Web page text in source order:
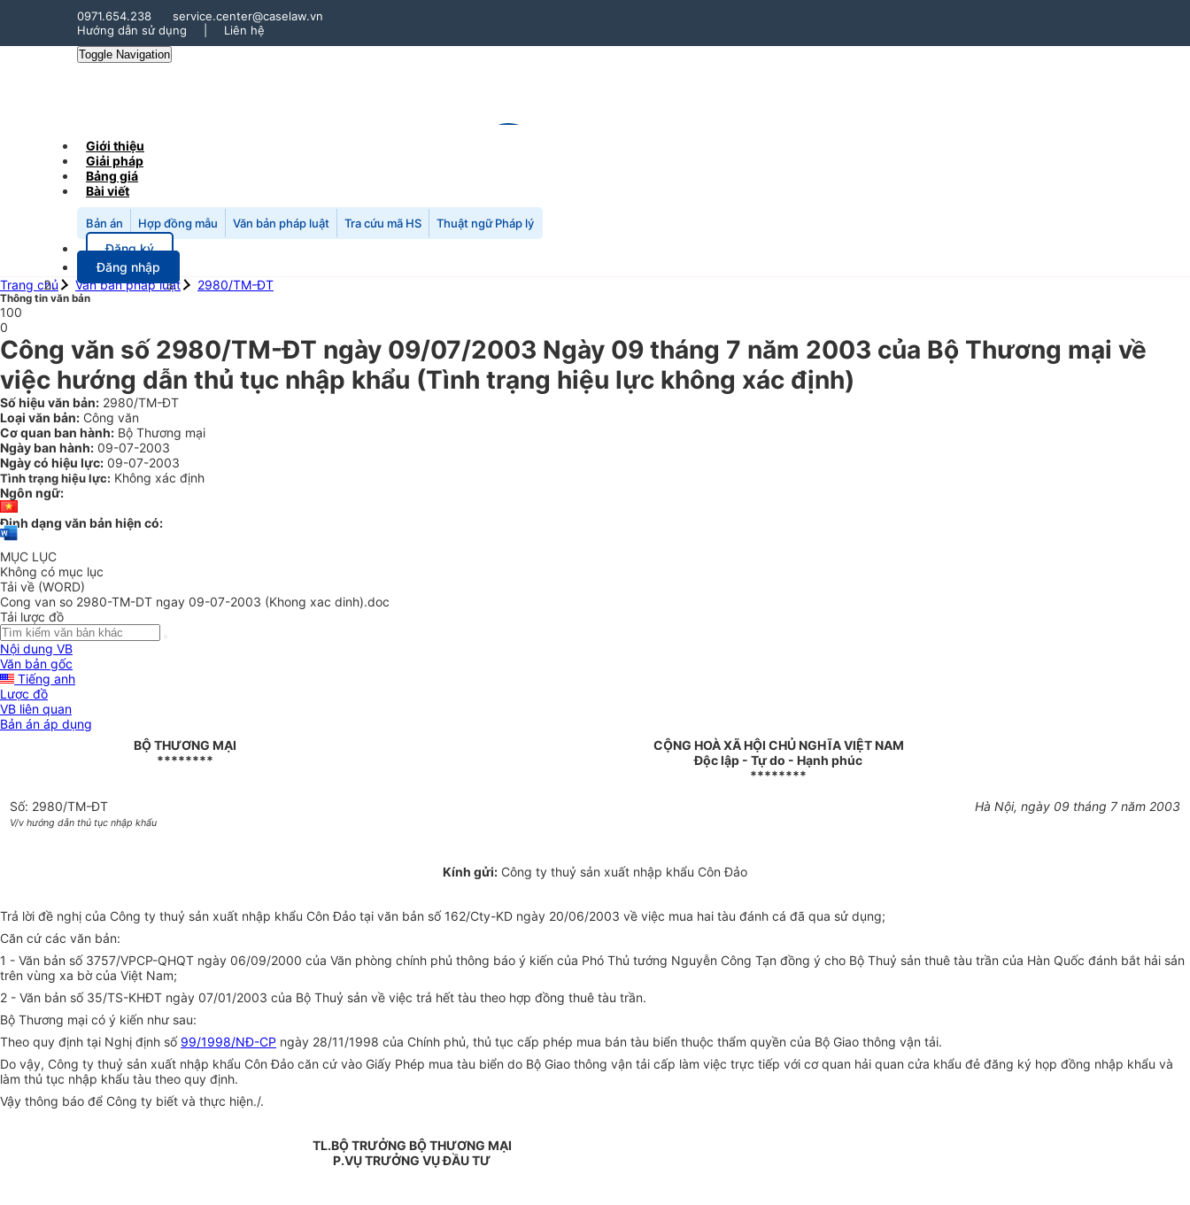
0971.654.238
service.center@caselaw.vn
Hướng dẫn sử dụng
Liên hệ
Toggle Navigation
Giới thiệu
Giải pháp
Bảng giá
Bài viết
Bản án Hợp đồng mẫu Văn bản pháp luật Tra cứu mã HS Thuật ngữ Pháp lý
Đăng ký
Đăng nhập
Trang chủ
Văn bản pháp luật 2980/TM-ĐT
Thông tin văn bản
100
0
Công văn số 2980/TM-ĐT ngày 09/07/2003 Ngày 09 tháng 7 năm 2003 của Bộ Thương mại về
việc hướng dẫn thủ tục nhập khẩu (Tình trạng hiệu lực không xác định)
Số hiệu văn bản: 2980/TM-ĐT
Loại văn bản: Công văn
Cơ quan ban hành: Bộ Thương mại
Ngày ban hành: 09-07-2003
Ngày có hiệu lực: 09-07-2003
Tình trạng hiệu lực: Không xác định
Ngôn ngữ:
Định dạng văn bản hiện có:
MỤC LỤC
Không có mục lục
Tải về (WORD)
Cong van so 2980-TM-DT ngay 09-07-2003 (Khong xac dinh).doc
Tải lược đồ
Nội dung VB
Văn bản gốc
Tiếng anh
Lược đồ
VB liên quan
Bản án áp dụng
BỘ THƯƠNG MẠI
********
CỘNG HOÀ XÃ HỘI CHỦ NGHĨA VIỆT NAM
Độc lập - Tự do - Hạnh phúc
********
Số: 2980/TM-ĐT
V/v hướng dẫn thủ tục nhập khẩu
Hà Nội, ngày 09 tháng 7 năm 2003
Kính gửi: Công ty thuỷ sản xuất nhập khẩu Côn Đảo
Trả lời đề nghị của Công ty thuỷ sản xuất nhập khẩu Côn Đảo tại văn bản số 162/Cty-KD ngày 20/06/2003 về việc mua hai tàu đánh cá đã qua sử dụng;
Căn cứ các văn bản:
1 - Văn bản số 3757/VPCP-QHQT ngày 06/09/2000 của Văn phòng chính phủ thông báo ý kiến của Phó Thủ tướng Nguyễn Công Tạn đồng ý cho Bộ Thuỷ sản thuê tàu trần của Hàn Quốc đánh bắt hải sản
trên vùng xa bờ của Việt Nam;
2 - Văn bản số 35/TS-KHĐT ngày 07/01/2003 của Bộ Thuỷ sản về việc trả hết tàu theo hợp đồng thuê tàu trần.
Bộ Thương mại có ý kiến như sau:
Theo quy định tại Nghị định số 99/1998/NĐ-CP ngày 28/11/1998 của Chính phủ, thủ tục cấp phép mua bán tàu biển thuộc thẩm quyền của Bộ Giao thông vận tải.
Do vậy, Công ty thuỷ sản xuất nhập khẩu Côn Đảo căn cứ vào Giấy Phép mua tàu biển do Bộ Giao thông vận tải cấp làm việc trực tiếp với cơ quan hải quan cửa khẩu đẻ đăng ký họp đồng nhập khẩu và
làm thủ tục nhập khẩu tàu theo quy định.
Vậy thông báo để Công ty biết và thực hiện./.
TL.BỘ TRƯỞNG BỘ THƯƠNG MẠI
P.VỤ TRƯỞNG VỤ ĐẦU TƯ